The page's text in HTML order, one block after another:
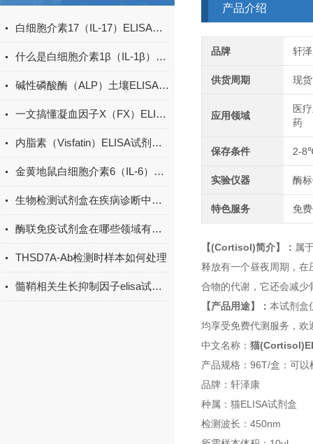
白细胞介素17（IL-17）ELISA试剂盒的特点及优势
什么是白细胞介素1β（IL-1β）ELISA试剂盒？
碱性磷酸酶（ALP）土壤ELISA的操作方法
一文搞懂凝血因子X（FX）ELISA试剂盒的特点
内脂素（Visfatin）ELISA试剂盒的特点与优势
金黄地鼠白细胞介素6（IL-6）ELISA检测试剂盒说明书
生物检测试剂盒在疾病诊断中的重要性
酶联免疫试剂盒在哪些领域有广泛应用？
THSD7A-Ab检测时样本如何处理
髓鞘相关生长抑制因子elisa试剂盒原理
产品介绍
品牌 轩
供货周期 现货
应用领域
医
药
保存条件 2-
实验仪器 酶
特色服务 免
【(Cortisol)简介】： 属
释放有一个昼夜周期，
合物的代谢，它还会减少
【产品用途】： 本试剂盒
均享受免费代测服务，欢
中文名称： 猫
产品规格：96T/盒：可
品牌：轩泽康
种属：猫ELISA试剂盒
检测波长：450nm